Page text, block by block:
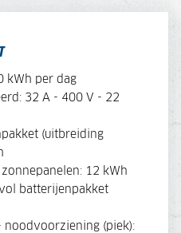
kWh per dag
32 A - 400 V - 22
(uitbreiding
12 kWh
batterijenpakket
noodvoorziening (piek):